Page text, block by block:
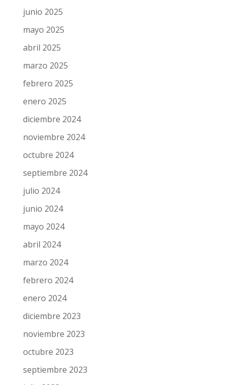
junio 2025
mayo 2025
abril 2025
marzo 2025
febrero 2025
enero 2025
diciembre 2024
noviembre 2024
octubre 2024
septiembre 2024
julio 2024
junio 2024
mayo 2024
abril 2024
marzo 2024
febrero 2024
enero 2024
diciembre 2023
noviembre 2023
octubre 2023
septiembre 2023